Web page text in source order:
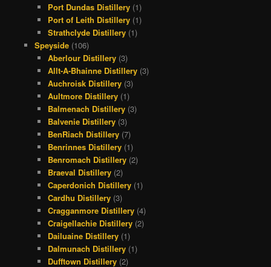
Port Dundas Distillery (1)
Port of Leith Distillery (1)
Strathclyde Distillery (1)
Speyside(106)
Aberlour Distillery (3)
Allt-A-Bhainne Distillery (3)
Auchroisk Distillery (3)
Aultmore Distillery (1)
Balmenach Distillery (3)
Balvenie Distillery (3)
BenRiach Distillery (7)
Benrinnes Distillery (1)
Benromach Distillery (2)
Braeval Distillery (2)
Caperdonich Distillery (1)
Cardhu Distillery (3)
Cragganmore Distillery (4)
Craigellachie Distillery (2)
Dailuaine Distillery (1)
Dalmunach Distillery (1)
Dufftown Distillery (2)